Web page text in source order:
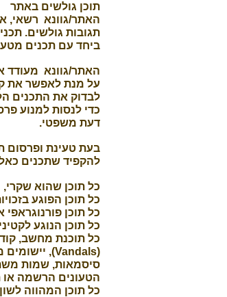
תוכן גולשים באתר
האתר/גוונא רשאי,
תגובות גולשים.
ביחד עם תכנים
האתר/גוונא מעודד
על מנת לאפשר את
לבדוק את התכנים
כדי לנסות למנוע
דעת משפטי.
להקפיד שתכנים
כל תוכן שהוא
כל תוכן הפוגע
כל תוכן פורנוגראפי
כל תוכן הנוגע
(Vandals), יישומים מזיקים (Malicious Applications) וכיו"ב;
סיסמאות, שמות
הטעונים הרשמה
כל תוכן המהווה